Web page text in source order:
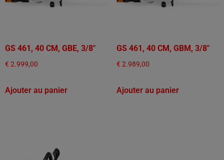
GS 461, 40 CM, GBE, 3/8"
€ 2.999,00
Ajouter au panier
GS 461, 40 CM, GBM, 3/8"
€ 2.989,00
Ajouter au panier